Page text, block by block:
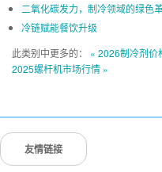
二氧化碳发力，制冷领域的绿色
冷链赋能餐饮升级
此类别中更多的：
« 2026制冷剂价
2025螺杆机市场行情 »
友情链接